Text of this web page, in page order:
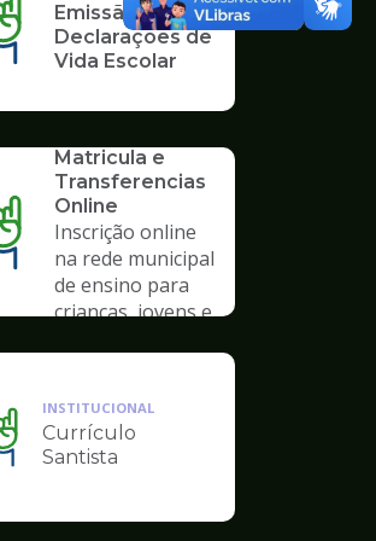
Emissão de
Declarações de
Vida Escolar
SERVICO
Matricula e
Transferencias
Online
Inscrição online
na rede municipal
de ensino para
crianças, jovens e
Ilustração
da
de
INSTITUCIONAL
Currículo
Santista